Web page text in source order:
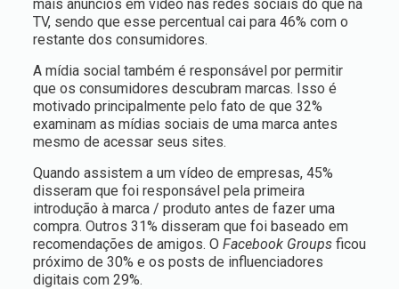
mais anúncios em vídeo nas redes sociais do que na
TV, sendo que esse percentual cai para 46% com o
restante dos consumidores.
A mídia social também é responsável por permitir
que os consumidores descubram marcas. Isso é
motivado principalmente pelo fato de que 32%
examinam as mídias sociais de uma marca antes
mesmo de acessar seus sites.
Quando assistem a um vídeo de empresas, 45%
disseram que foi responsável pela primeira
introdução à marca / produto antes de fazer uma
compra. Outros 31% disseram que foi baseado em
recomendações de amigos. O Facebook Groupsficou
próximo de 30% e os posts de influenciadores
digitais com 29%.